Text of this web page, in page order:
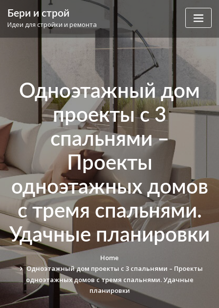
content
Бери и строй
Идеи для стройки и ремонта
Одноэтажный дом
проекты с 3
спальнями –
Проекты
одноэтажных домов
с тремя спальнями.
Удачные планировки
Home
Одноэтажный дом проекты с 3 спальнями – Проекты
одноэтажных домов с тремя спальнями. Удачные
планировки